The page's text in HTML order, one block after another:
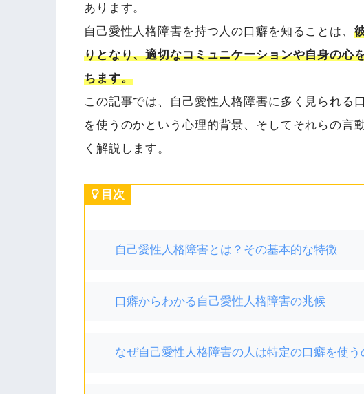
あります。
自己愛性人格障害を持つ人の口癖を知ることは、
りとなり、適切なコミュニケーションや自身の心
ちます。
この記事では、自己愛性人格障害に多く見られる
を使うのかという心理的背景、そしてそれらの言
く解説します。
目次
自己愛性人格障害とは？その基本的な特徴
口癖からわかる自己愛性人格障害の兆候
なぜ自己愛性人格障害の人は特定の口癖を使う